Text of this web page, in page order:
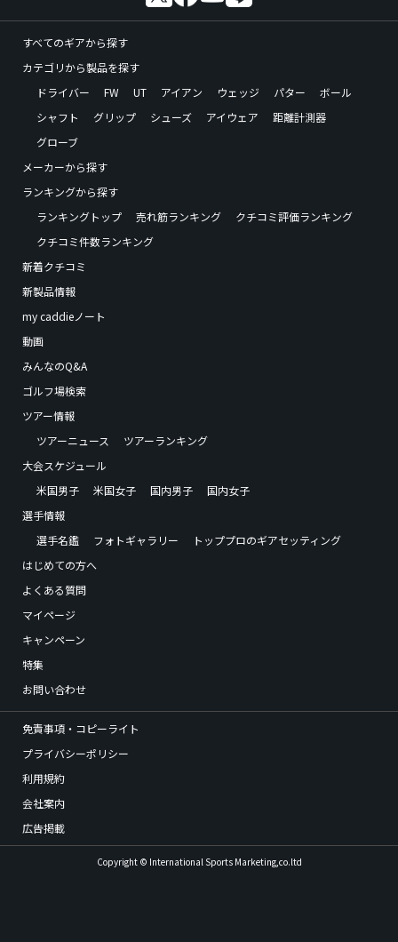
すべてのギアから探す
カテゴリから製品を探す
ドライバー
FW UT アイアン ウェッジ パター
ボール
シャフト
グリップ シューズ アイウェア
距離計測器
グローブ
メーカーから探す
ランキングから探す
ランキングトップ
売れ筋ランキング
クチコミ評価ランキング
クチコミ件数ランキング
新着クチコミ
新製品情報
my caddieノート
動画
みんなのQ&A
ゴルフ場検索
ツアー情報
ツアーニュース
ツアーランキング
大会スケジュール
米国男子
米国女子 国内男子
国内女子
選手情報
選手名鑑
フォトギャラリー
トッププロのギアセッティング
はじめての方へ
よくある質問
マイページ
キャンペーン
特集
お問い合わせ
免責事項・コピーライト
プライバシーポリシー
利用規約
会社案内
広告掲載
Copyright © International Sports Marketing,co.ltd